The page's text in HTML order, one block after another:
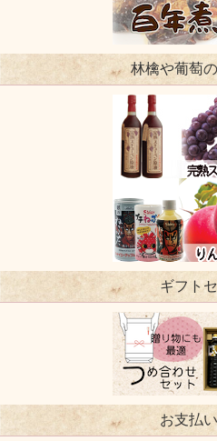
林檎や葡萄
ギフト
お支払